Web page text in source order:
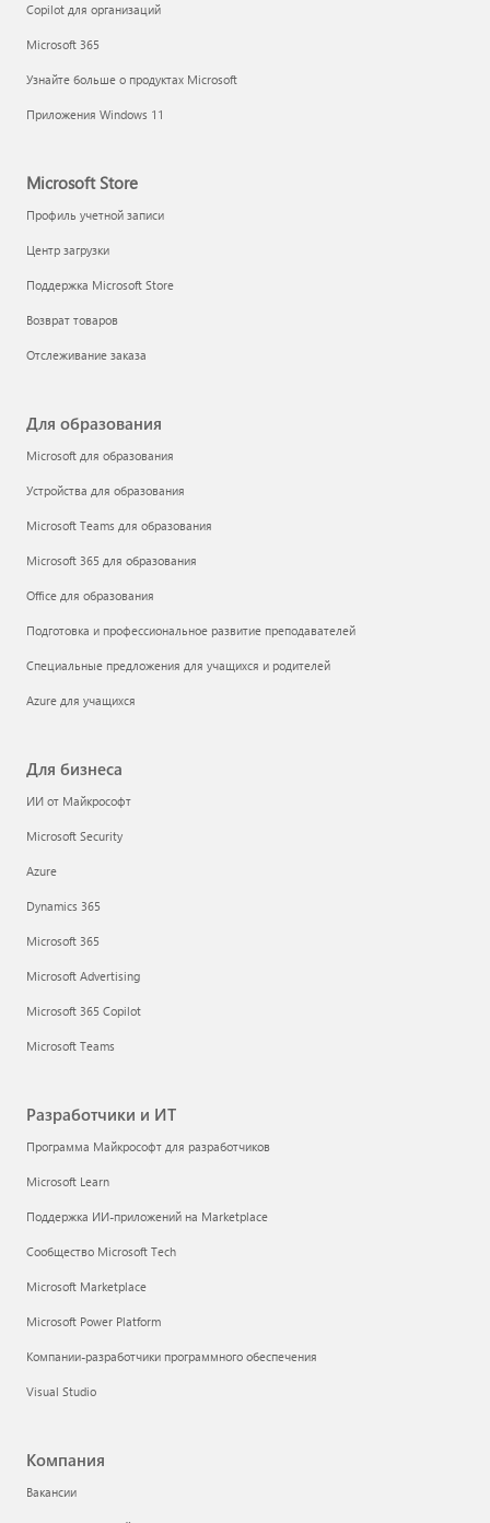
Copilot для организаций
Microsoft 365
Узнайте больше о продуктах Microsoft
Приложения Windows 11
Microsoft Store
Профиль учетной записи
Центр загрузки
Поддержка Microsoft Store
Возврат товаров
Отслеживание заказа
Для образования
Microsoft для образования
Устройства для образования
Microsoft Teams для образования
Microsoft 365 для образования
Office для образования
Подготовка и профессиональное развитие преподавателей
Специальные предложения для учащихся и родителей
Azure для учащихся
Для бизнеса
ИИ от Майкрософт
Microsoft Security
Azure
Dynamics 365
Microsoft 365
Microsoft Advertising
Microsoft 365 Copilot
Microsoft Teams
Разработчики и ИТ
Программа Майкрософт для разработчиков
Microsoft Learn
Поддержка ИИ-приложений на Marketplace
Сообщество Microsoft Tech
Microsoft Marketplace
Microsoft Power Platform
Компании-разработчики программного обеспечения
Visual Studio
Компания
Вакансии